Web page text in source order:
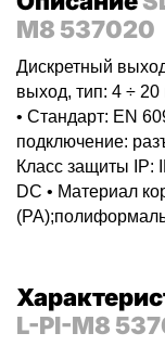
M8 537020
Дискретный
выход, тип: 4 ÷
• Стандарт: EN
подключение:
Класс защиты IP:
DC • Материал
L-PI-M8